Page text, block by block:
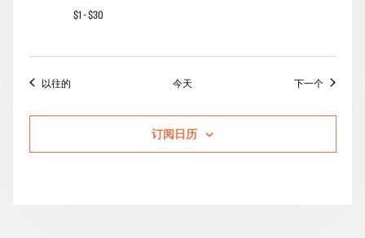
$1 - $30
以往的活动 今天 下一个活动
订阅日历